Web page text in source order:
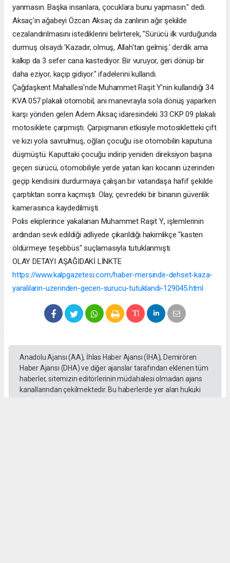
yanmasın. Başka insanlara, çocuklara bunu yapmasın." dedi.
Aksaç'ın ağabeyi Özcan Aksaç da zanlının ağır şekilde
cezalandırılmasını istediklerini belirterek, "Sürücü ilk vurduğunda
durmuş olsaydı 'Kazadır, olmuş, Allah'tan gelmiş.' derdik ama
kalkıp da 3 sefer cana kastediyor. Bir vuruyor, geri dönüp bir
daha eziyor, kaçıp gidiyor." ifadelerini kullandı.
Çağdaşkent Mahallesi'nde Muhammet Raşit Y'nin kullandığı 34
KVA 057 plakalı otomobil, ani manevrayla sola dönüş yaparken
karşı yönden gelen Adem Aksaç idaresindeki 33 CKP 09 plakalı
motosiklete çarpmıştı. Çarpışmanın etkisiyle motosikletteki çift
ve kızı yola savrulmuş, oğlan çocuğu ise otomobilin kaputuna
düşmüştü. Kaputtaki çocuğu indirip yeniden direksiyon başına
geçen sürücü, otomobiliyle yerde yatan karı kocanın üzerinden
geçip kendisini durdurmaya çalışan bir vatandaşa hafif şekilde
çarptıktan sonra kaçmıştı. Olay, çevredeki bir binanın güvenlik
kamerasınca kaydedilmişti.
Polis ekiplerince yakalanan Muhammet Raşit Y., işlemlerinin
ardından sevk edildiği adliyede çıkarıldığı hakimlikçe "kasten
öldürmeye teşebbüs" suçlamasıyla tutuklanmıştı.
OLAY DETAYI AŞAĞIDAKİ LİNKTE
https://www.kalpgazetesi.com/haber-mersinde-dehset-kaza-
yaralilarin-uzerinden-gecen-surucu-tutuklandi-129045.html
Anadolu Ajansı (AA), İhlas Haber Ajansı (İHA), Demirören
Haber Ajansı (DHA) ve diğer ajanslar tarafından eklenen tüm
haberler, sitemizin editörlerinin müdahalesi olmadan ajans
kanallarından çekilmektedir. Bu haberlerde yer alan hukuki